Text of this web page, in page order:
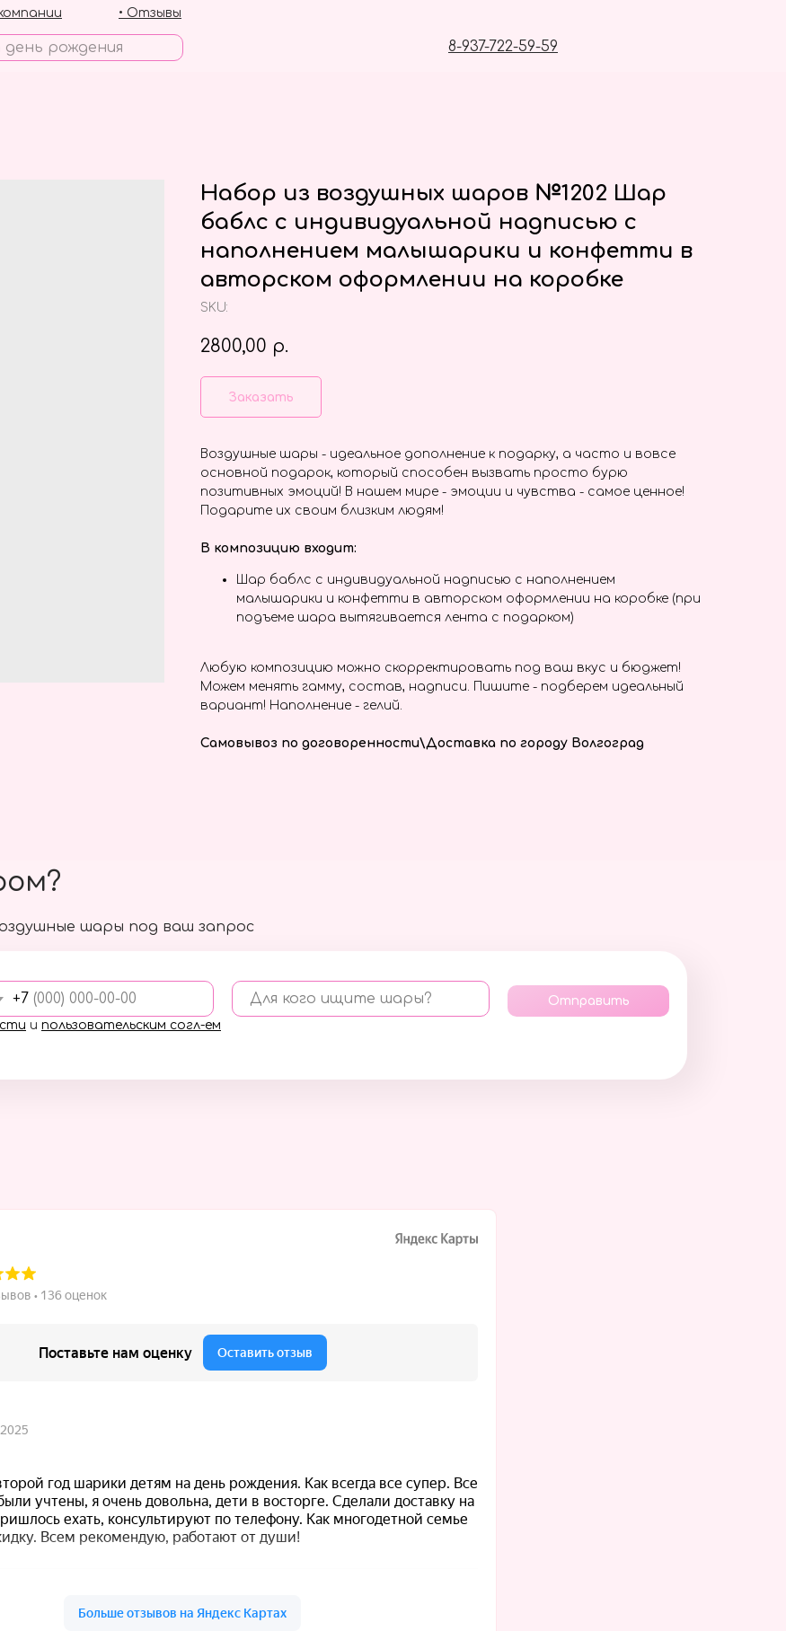
8-937-722-59-59
• Отзывы
Набор из воздушных шаров №1202 Шар
баблс с индивидуальной надписью с
наполнением малышарики и конфетти в
авторском оформлении на коробке
SKU:
2800,00 р.
Заказать
Воздушные шары - идеальное дополнение к подарку, а часто и вовсе
основной подарок, который способен вызвать просто бурю
позитивных эмоций! В нашем мире - эмоции и чувства - самое ценное!
Подарите их своим близким людям!
В композицию входит:
Шар баблс с индивидуальной надписью с наполнением
малышарики и конфетти в авторском оформлении на коробке (при
подъеме шара вытягивается лента с подарком)
Любую композицию можно скорректировать под ваш вкус и бюджет!
Можем менять гамму, состав, надписи. Пишите - подберем идеальный
вариант! Наполнение - гелий.
Самовывоз по договоренности\Доставка по городу Волгоград
шары под ваш запрос
+7 Для кого ищите шары?
и пользовательским согл-ем
Отправить